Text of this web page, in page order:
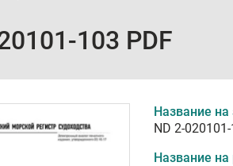
103 PDF
Название на
ND 2-
Название на